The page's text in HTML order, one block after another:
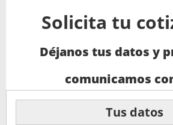
Solicita tu
Déjanos tus datos y
comunicamos
Tus datos